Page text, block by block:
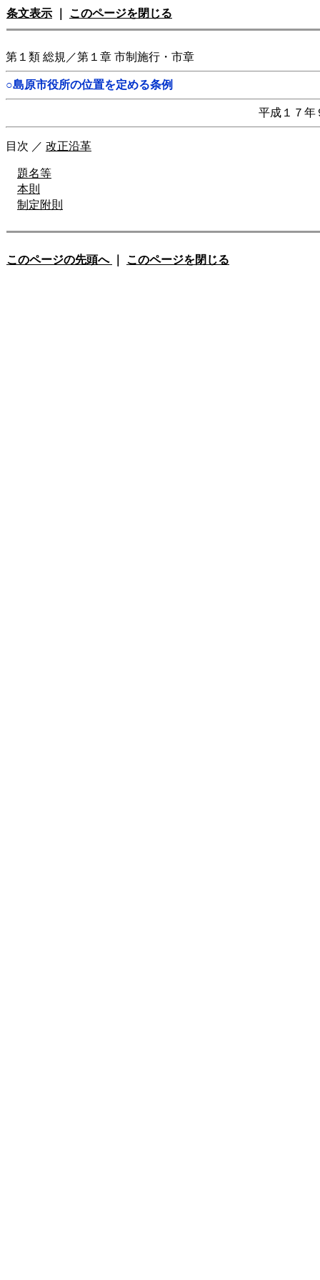
条文表示 このページを閉じる
第１類 総規／第１章 市制施行・市章
○島原市役所の位置を定める条例
平成１７年
目次 ／ 改正沿革
題名等
本則
制定附則
このページの先頭へ このページを閉じる